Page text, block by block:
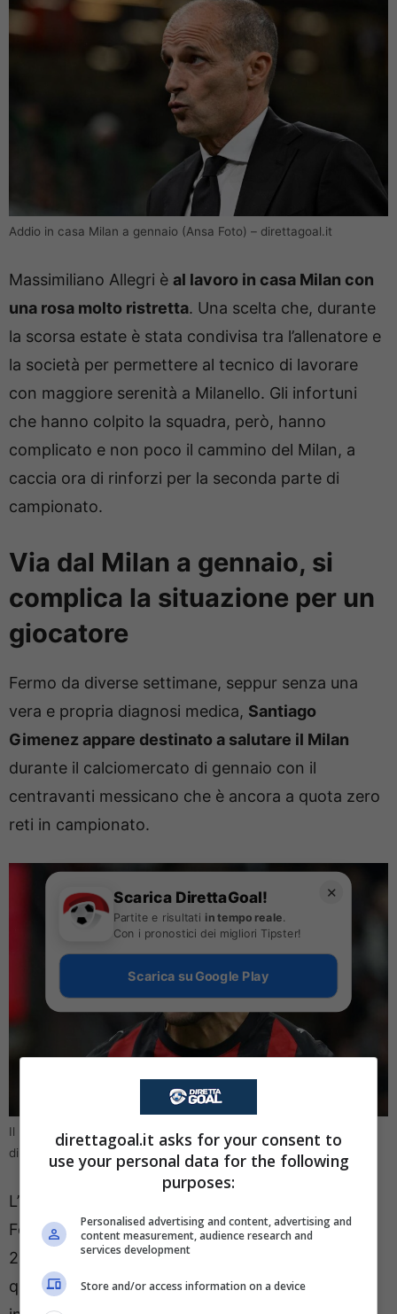
Addio in casa Milan a gennaio (Ansa Foto) – direttagoal.it
Massimiliano Allegri è al lavoro in casa Milan con
una rosa molto ristretta. Una scelta che, durante
la scorsa estate è stata condivisa tra l’allenatore e
la società per permettere al tecnico di lavorare
con maggiore serenità a Milanello. Gli infortuni
che hanno colpito la squadra, però, hanno
complicato e non poco il cammino del Milan, a
caccia ora di rinforzi per la seconda parte di
campionato.
Via dal Milan a gennaio, si
complica la situazione per un
giocatore
Fermo da diverse settimane, seppur senza una
vera e propria diagnosi medica, Santiago
Gimenez appare destinato a salutare il Milan
durante il calciomercato di gennaio con il
centravanti messicano che è ancora a quota zero
reti in campionato.
Il Milan potrebbe salutare un attaccante a gennaio (Ansa Foto) –
direttagoal.it
L’unica rete messa a segno dalla punta ex
Feyenoord è giunta in Coppa Italia con il classe
2001 che non ha mantenuto le promesse di
quando è arrivato, alla fine del calciomercato
✕
Scarica DirettaGoal!
Partite e risultati in tempo reale.
Con i pronostici dei migliori Tipster!
Scarica su Google Play
direttagoal.it asks for your consent to
use your personal data for the following
purposes:
Personalised advertising and content, advertising and
content measurement, audience research and
services development
Store and/or access information on a device